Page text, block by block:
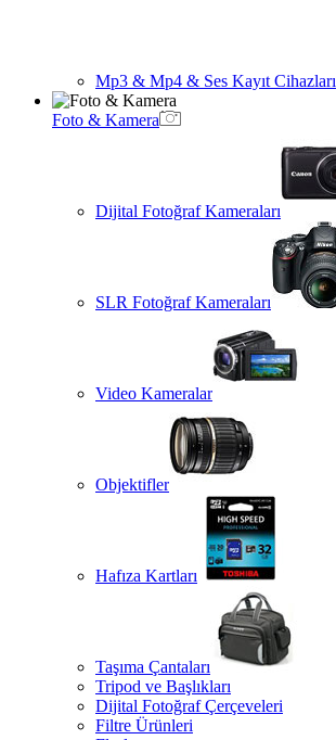
Mp3 & Mp4 & Ses Kayıt Cihazları
Foto & Kamera
Dijital Fotoğraf Kameraları
SLR Fotoğraf Kameraları
Video Kameralar
Objektifler
Hafıza Kartları
Taşıma Çantaları
Tripod ve Başlıkları
Dijital Fotoğraf Çerçeveleri
Filtre Ürünleri